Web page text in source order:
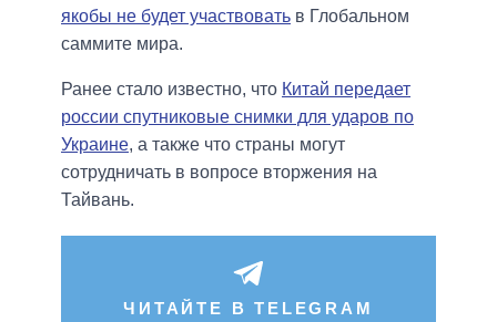
якобы не будет участвовать в Глобальном
саммите мира.
Ранее стало известно, что Китай передает
россии спутниковые снимки для ударов по
Украине, а также что страны могут
сотрудничать в вопросе вторжения на
Тайвань.
ЧИТАЙТЕ В TELEGRAM